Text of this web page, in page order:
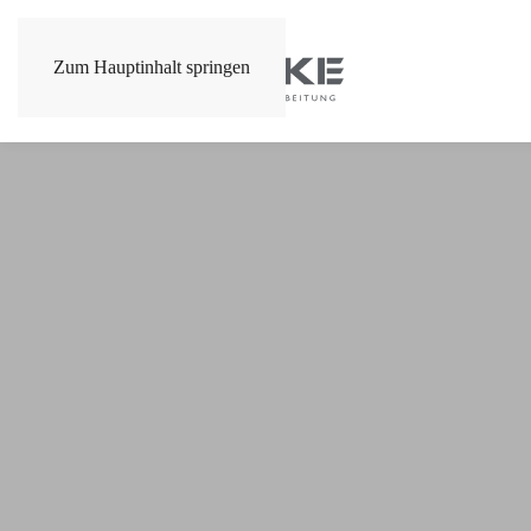
Zum Hauptinhalt springen